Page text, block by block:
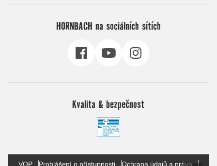
HORNBACH na sociálních sítích
Kvalita & bezpečnost
VOP Prohlášení o přístupnosti Ochrana údajů a právo